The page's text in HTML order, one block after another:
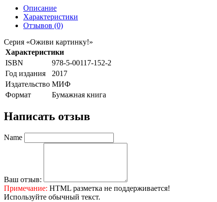
Описание
Характеристики
Отзывов (0)
Серия «Оживи картинку!»
Характеристики
ISBN
978-5-00117-152-2
Год издания
2017
Издательство МИФ
Формат
Бумажная книга
Написать отзыв
Name
Ваш отзыв:
Примечание: HTML разметка не поддерживается!
Используйте обычный текст.